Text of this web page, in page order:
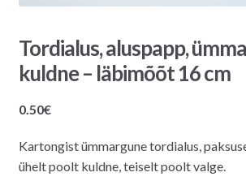
Tordialus, aluspapp,
kuldne – läbimõõt 16 cm
0.50€
Kartongist ümmargune tordialus,
ühelt poolt kuldne, teiselt poolt valge.